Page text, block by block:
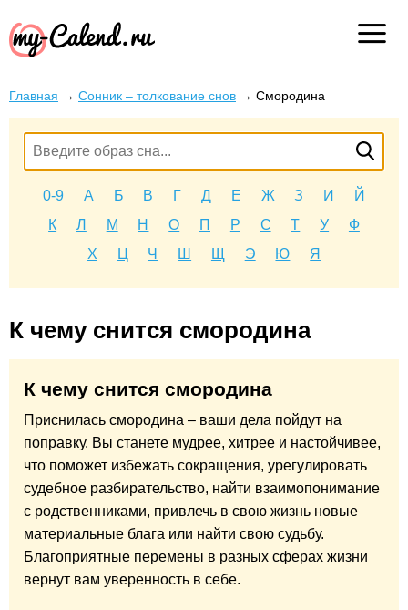
Главная → Сонник – толкование снов → Смородина
0-9 А Б В Г Д Е Ж З И
Й
К
Л М Н О П Р С Т У
Ф
Х
Ц Ч Ш Щ Э Ю Я
К чему снится смородина
К чему снится смородина
Приснилась смородина – ваши дела пойдут на
поправку. Вы станете мудрее, хитрее и настойчивее,
что поможет избежать сокращения, урегулировать
судебное разбирательство, найти взаимопонимание
с родственниками, привлечь в свою жизнь новые
материальные блага или найти свою судьбу.
Благоприятные перемены в разных сферах жизни
вернут вам уверенность в себе.